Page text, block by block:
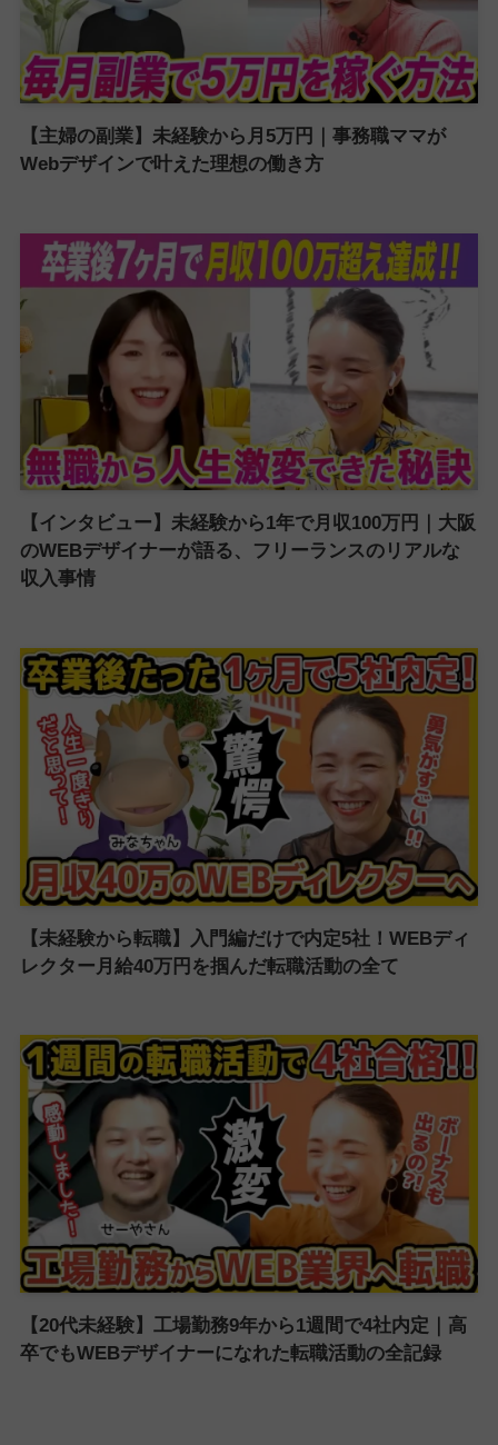
【主婦の副業】未経験から月5万円｜事務職ママが
Webデザインで叶えた理想の働き方
【インタビュー】未経験から1年で月収100万円｜大阪
のWEBデザイナーが語る、フリーランスのリアルな
収入事情
【未経験から転職】入門編だけで内定5社！WEBディ
レクター月給40万円を掴んだ転職活動の全て
【20代未経験】工場勤務9年から1週間で4社内定｜高
卒でもWEBデザイナーになれた転職活動の全記録